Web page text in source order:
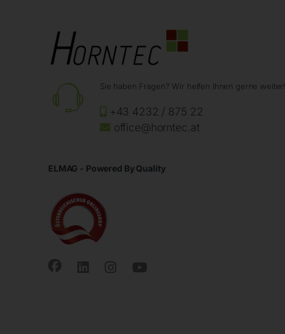
Sie haben Fragen? Wir helfen Ihnen gerne weiter!
+43 4232 / 875 22
office@horntec.at
ELMAG - Powered By Quality